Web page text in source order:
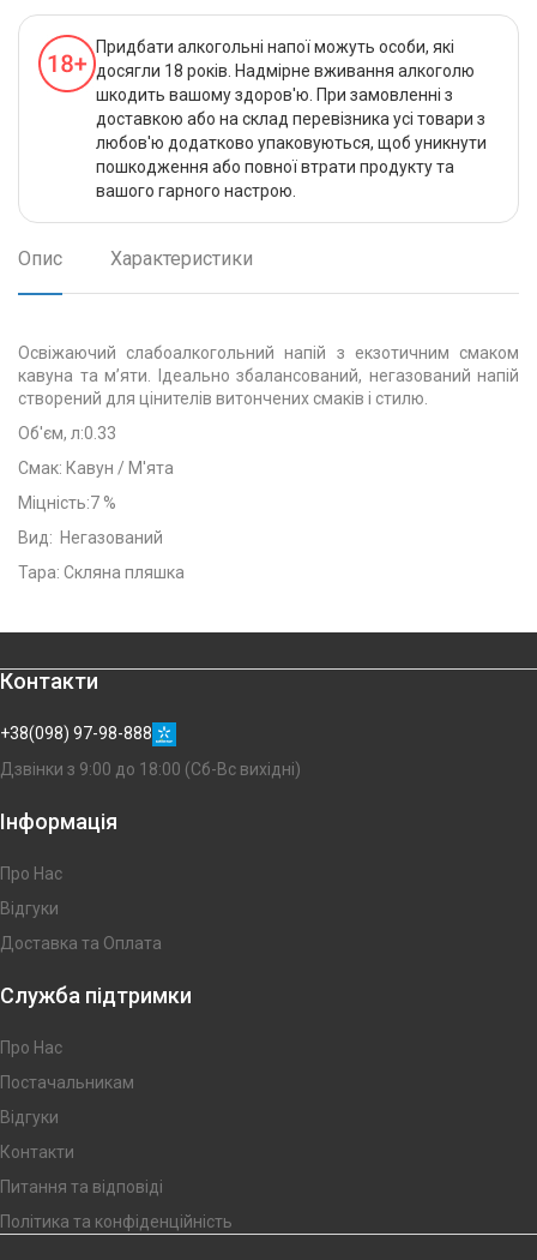
Придбати алкогольні напої можуть особи, які
досягли 18 років. Надмірне вживання алкоголю
шкодить вашому здоров'ю. При замовленні з
доставкою або на склад перевізника усі товари з
любов'ю додатково упаковуються, щоб уникнути
пошкодження або повної втрати продукту та
вашого гарного настрою.
Опис Характеристики
Освіжаючий слабоалкогольний напій з екзотичним смаком
кавуна та м’яти. Ідеально збалансований, негазований напій
створений для цінителів витончених смаків і стилю.
Об'єм, л:0.33
Смак: Кавун / М'ята
Міцність:7 %
Вид: Негазований
Тара: Скляна пляшка
Контакти
+38(098) 97-98-888
Дзвінки з 9:00 до 18:00 (Сб-Вс вихідні)
Інформація
Про Нас
Відгуки
Доставка та Оплата
Служба підтримки
Про Нас
Постачальникам
Відгуки
Контакти
Питання та відповіді
Політика та конфіденційність